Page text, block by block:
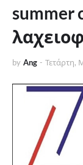
summer
by Ang - Τετάρτη,